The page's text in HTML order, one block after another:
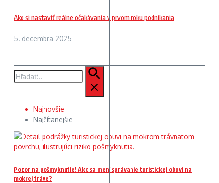
Ako si nastaviť reálne očakávania v prvom roku podnikania
5. decembra 2025
Hľadať:
Najnovšie
Najčítanejšie
Pozor na pošmyknutie! Ako sa mení správanie turistickej obuvi na
mokrej tráve?